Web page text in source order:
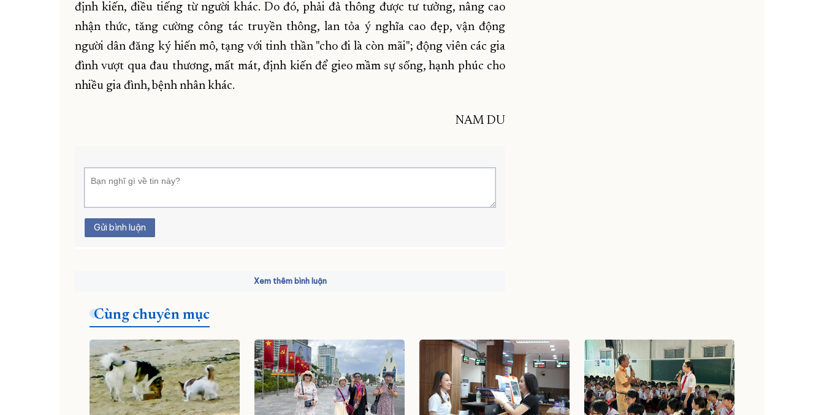
định kiến, điều tiếng từ người khác. Do đó, phải đả thông được tư tưởng, nâng cao
nhận thức, tăng cường công tác truyền thông, lan tỏa ý nghĩa cao đẹp, vận động
người dân đăng ký hiến mô, tạng với tinh thần "cho đi là còn mãi"; động viên các gia
đình vượt qua đau thương, mất mát, định kiến để gieo mầm sự sống, hạnh phúc cho
nhiều gia đình, bệnh nhân khác.
NAM DU
Gửi bình luận
Xem thêm bình luận
Cùng chuyên mục